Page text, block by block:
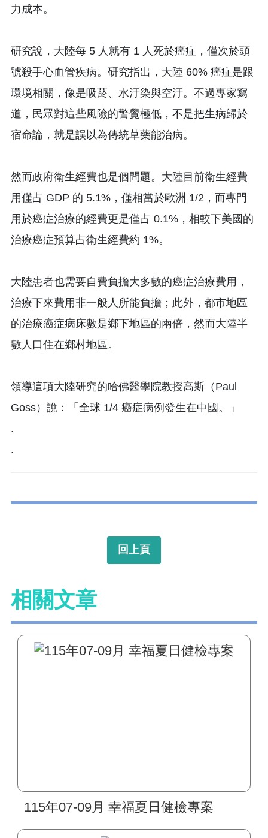
力成本。
研究說，大陸每 5 人就有 1 人死於癌症，僅次於頭
號殺手心血管疾病。研究指出，大陸 60% 癌症是跟
環境相關，像是吸菸、水汙染與空汙。不過專家寫
道，民眾對這些風險的警覺極低，不是把生病歸於
宿命論，就是誤以為傳統草藥能治病。
然而政府衛生經費也是個問題。大陸目前衛生經費
用僅占 GDP 的 5.1%，僅相當於歐洲 1/2，而專門
用於癌症治療的經費更是僅占 0.1%，相較下美國的
治療癌症預算占衛生經費約 1%。
大陸患者也需要自費負擔大多數的癌症治療費用，
治療下來費用非一般人所能負擔；此外，都市地區
的治療癌症病床數是鄉下地區的兩倍，然而大陸半
數人口住在鄉村地區。
領導這項大陸研究的哈佛醫學院教授高斯（Paul
Goss）說：「全球 1/4 癌症病例發生在中國。」
.
.
回上頁
相關文章
115年07-09月 幸福夏日健檢專案